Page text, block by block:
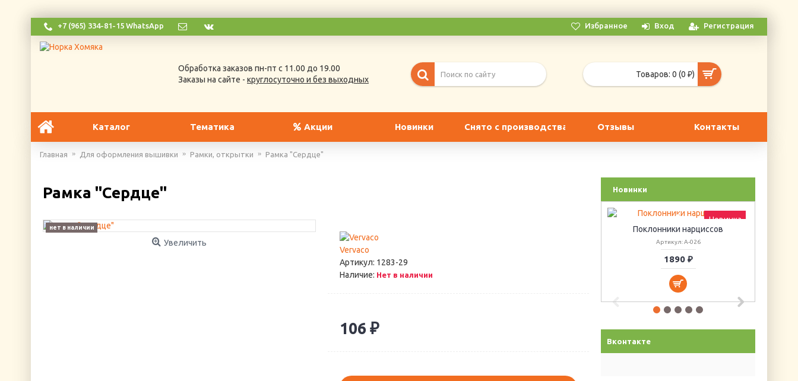
+7 (965) 334-81-15 WhatsApp Избранное Вход Регистрация
Обработка заказов пн-пт с 11.00 до 19.00
Заказы на сайте - круглосуточно и без выходных
Товаров: 0 (0 ₽)
Каталог Тематика Акции Новинки Снято с производства Отзывы Контакты
Главная Для оформления вышивки Рамки, открытки Рамка "Сердце"
Новинки
Новинка
Поклонники нарциссов
Артикул: А-026
1890 ₽
Вконтакте
Рамка "Сердце"
нет в наличии
Увеличить
Vervaco
Артикул: 1283-29
Наличие: Нет в наличии
106 ₽